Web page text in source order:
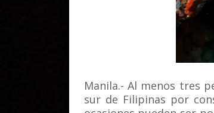
Manila.- Al menos tres
sur de Filipinas por